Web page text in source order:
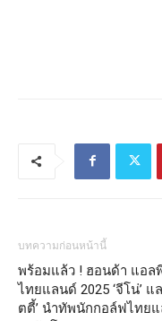
บทความก่อนหน้านี้
พร้อมแล้ว ! ฮอนด้า แอล
ไทยแลนด์ 2025 ‘จีโน่’ แ
ตตี้’ นำทัพนักกอล์ฟไทยแ